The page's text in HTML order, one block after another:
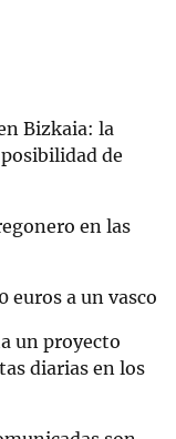
Bizkaia: la
de
en las
euros a un vasco
un proyecto
diarias en los